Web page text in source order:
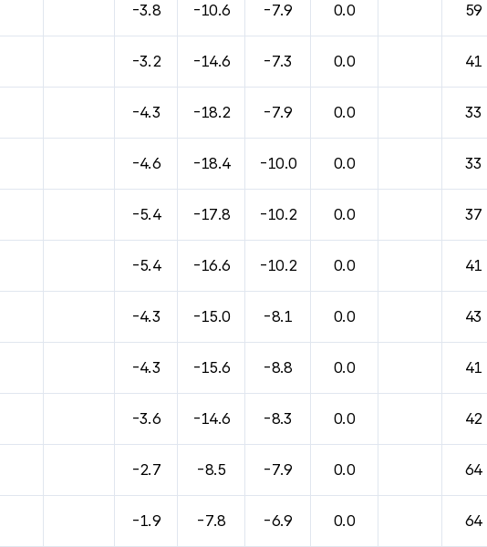
-3.8 -10.6 -7.9 0.0 59
-3.2 -14.6 -7.3 0.0 41
-4.3 -18.2 -7.9 0.0 33
-4.6 -18.4 -10.0 0.0 33
-5.4 -17.8 -10.2 0.0 37
-5.4 -16.6 -10.2 0.0 41
-4.3 -15.0 -8.1 0.0 43
-4.3 -15.6 -8.8 0.0 41
-3.6 -14.6 -8.3 0.0 42
-2.7 -8.5 -7.9 0.0 64
-1.9 -7.8 -6.9 0.0 64